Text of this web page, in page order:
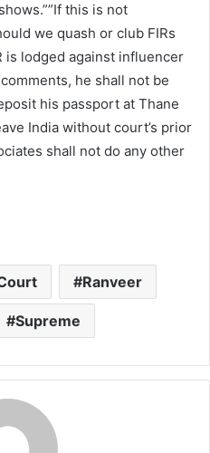
this is not
we quash or club FIRs
is lodged against influencer
he shall not be
his passport at Thane
India without court’s prior
shall not do any other
Ranveer
Supreme